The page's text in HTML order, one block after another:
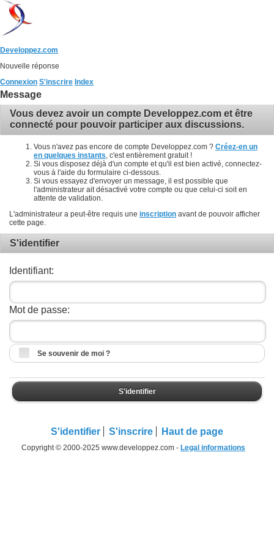
Developpez.com
Nouvelle réponse
Connexion S'inscrire Index
Message
Vous devez avoir un compte Developpez.com et être
connecté pour pouvoir participer aux discussions.
Vous n'avez pas encore de compte Developpez.com ? Créez-en un
en quelques instants , c'est entièrement gratuit !
Si vous disposez déjà d'un compte et qu'il est bien activé, connectez-
vous à l'aide du formulaire ci-dessous.
Si vous essayez d'envoyer un message, il est possible que
l'administrateur ait désactivé votre compte ou que celui-ci soit en
attente de validation.
L'administrateur a peut-être requis une inscription avant de pouvoir afficher
cette page.
S'identifier
Identifiant:
Mot de passe:
Se souvenir de moi ?
S'identifier
S'identifier S'inscrire Haut de page
Copyright © 2000-2025 www.developpez.com - Legal informations